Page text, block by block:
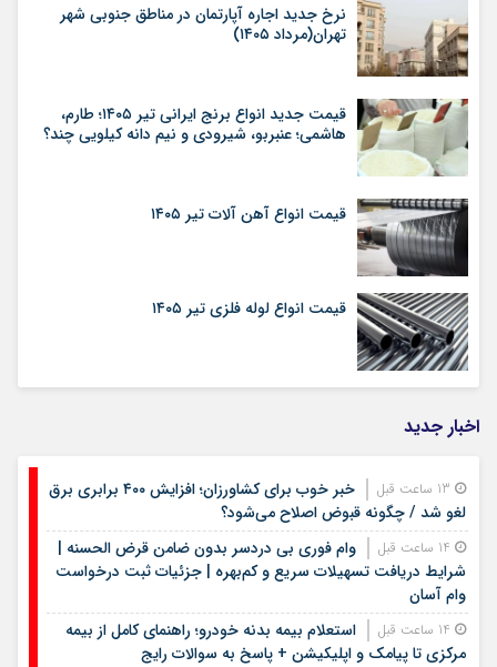
نرخ جدید اجاره آپارتمان در مناطق جنوبی شهر
تهران(مرداد ۱۴۰۵)
قیمت جدید انواع برنج ایرانی تیر ۱۴۰۵؛ طارم،
هاشمی؛ عنبربو، شیرودی و نیم دانه کیلویی چند؟
قیمت انواع آهن آلات تیر ۱۴۰۵
قیمت انواع لوله فلزی تیر ۱۴۰۵
اخبار جدید
خبر خوب برای کشاورزان؛ افزایش ۴۰۰ برابری برق
لغو شد / چگونه قبوض اصلاح می‌شود؟
وام فوری بی دردسر بدون ضامن قرض الحسنه |
شرایط دریافت تسهیلات سریع و کم‌بهره | جزئیات ثبت درخواست
وام آسان
استعلام بیمه بدنه خودرو؛ راهنمای کامل از بیمه
مرکزی تا پیامک و اپلیکیشن + پاسخ به سوالات رایج